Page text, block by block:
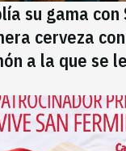
su gama
cerveza
a la que se